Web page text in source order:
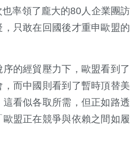
率領了龐大的80人企業團訪
只敢在回國後才重申歐盟的
的經貿壓力下，歐盟看到了
而中國則看到了暫時頂替美
這看似各取所需，但正如路透
盟正在競爭與依賴之間如履